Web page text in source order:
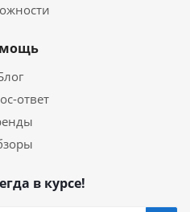
ответ
в курсе!